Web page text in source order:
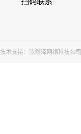
技术支持： 欣然泽网络科技公司